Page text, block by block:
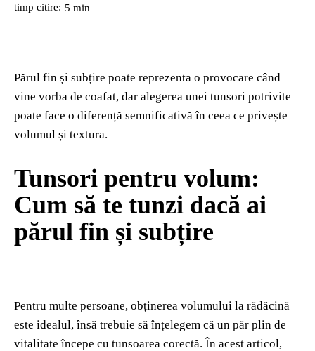
timp citire: 5 min
Părul fin și subțire poate reprezenta o provocare când
vine vorba de coafat, dar alegerea unei tunsori potrivite
poate face o diferență semnificativă în ceea ce privește
volumul și textura.
Tunsori pentru volum:
Cum să te tunzi dacă ai
părul fin și subțire
Pentru multe persoane, obținerea volumului la rădăcină
este idealul, însă trebuie să înțelegem că un păr plin de
vitalitate începe cu tunsoarea corectă. În acest articol,